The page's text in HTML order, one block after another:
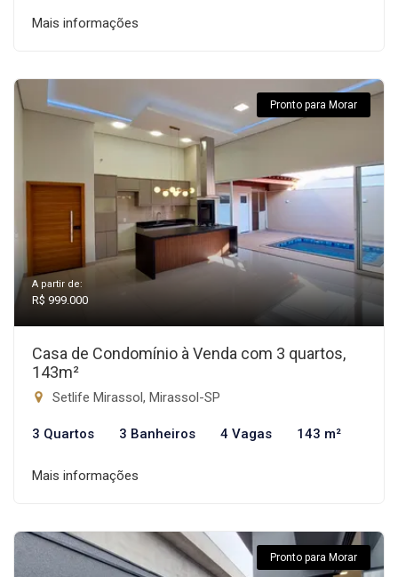
Mais informações
Pronto para Morar
A partir de:
R$ 999.000
Casa de Condomínio à Venda com 3 quartos,
143m²
Setlife Mirassol, Mirassol-SP
3 Quartos 3 Banheiros 4 Vagas 143 m²
Mais informações
Pronto para Morar